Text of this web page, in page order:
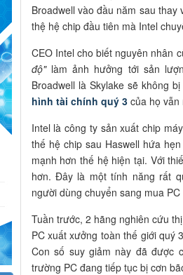
Broadwell vào đầu năm sau
thệ hệ chip đầu tiên mà Intel
CEO Intel cho biết nguyên nhân
độ"làm ảnh hưởng tới sản
Broadwell là Skylake sẽ không
hình tài chính quý 3của họ vẫn
Intel là công ty sản xuất chip
thế hệ chip sau Haswell hứa
mạnh hơn thế hệ hiện tại. Với
hơn. Đây là một tính năng rất
người dùng chuyển sang mua
Tuần trước, 2 hãng nghiên cứu
PC xuất xưởng toàn thế giới quý
Con số suy giảm này đã được
trường PC đang tiếp tục bị cơn